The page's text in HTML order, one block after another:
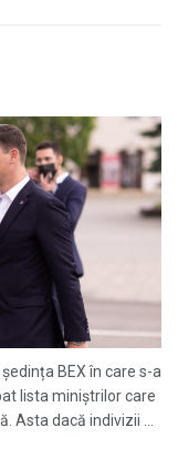
BEX în care s-a
lista miniștrilor care
Asta dacă indivizii ...